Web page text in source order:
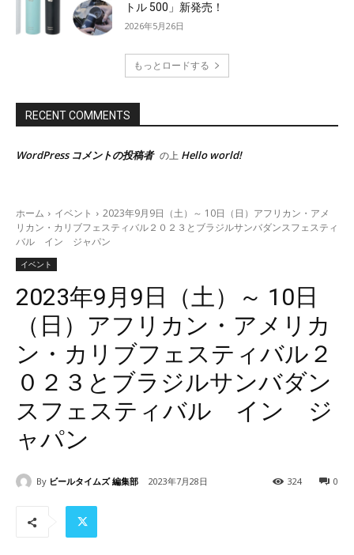
トル 500」新発売！
2026年5月26日
もっとロードする
RECENT COMMENTS
WordPress コメントの投稿者 の上 Hello world!